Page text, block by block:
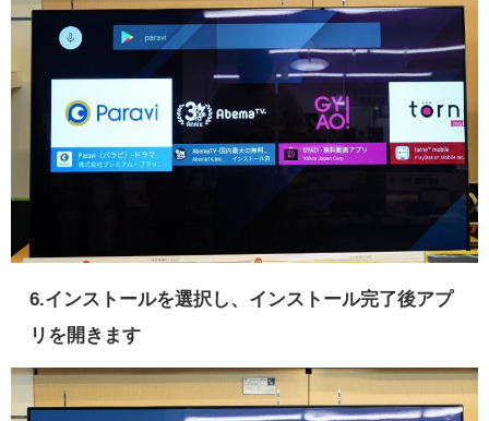
6.インストールを選択し、インストール完了後アプ
リを開きます